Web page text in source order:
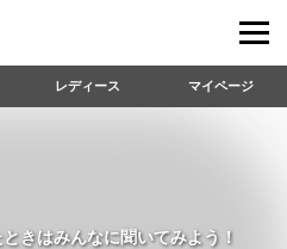
レディース マイページ
きはみんなに聞いてみよう！